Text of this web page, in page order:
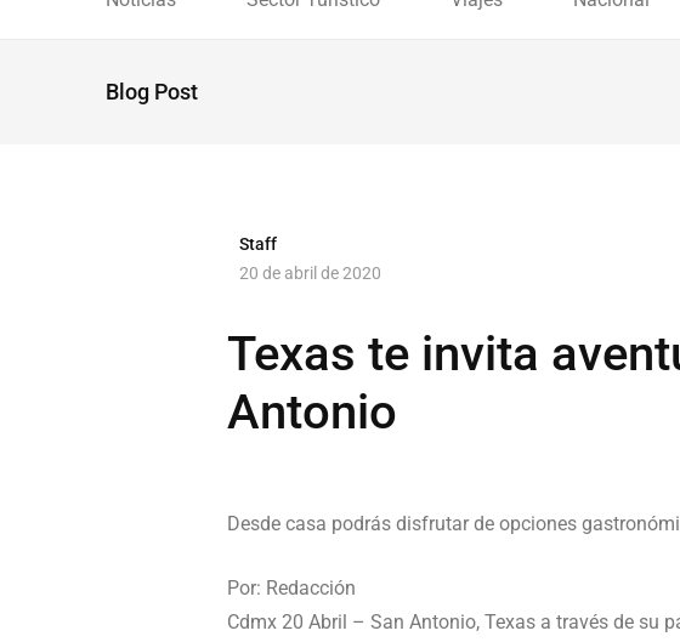
Blog Post
Staff
20 de abril de 2020
Texas te invita
Antonio
Desde casa podrás disfrutar de opciones
Por: Redacción
Cdmx 20 Abril – San Antonio, Texas a través de su